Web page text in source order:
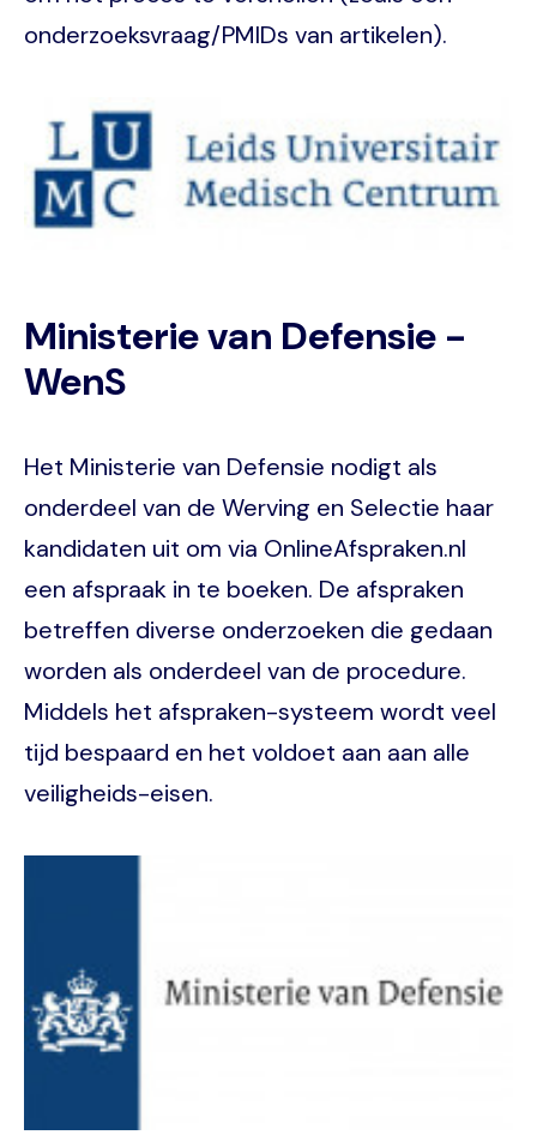
onderzoeksvraag/PMIDs van artikelen).
Image
Ministerie van Defensie -
WenS
Het Ministerie van Defensie nodigt als
onderdeel van de Werving en Selectie haar
kandidaten uit om via OnlineAfspraken.nl
een afspraak in te boeken. De afspraken
betreffen diverse onderzoeken die gedaan
worden als onderdeel van de procedure.
Middels het afspraken-systeem wordt veel
tijd bespaard en het voldoet aan aan alle
veiligheids-eisen.